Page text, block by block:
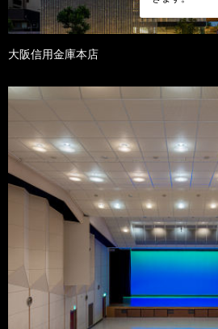
大阪信用金庫本店